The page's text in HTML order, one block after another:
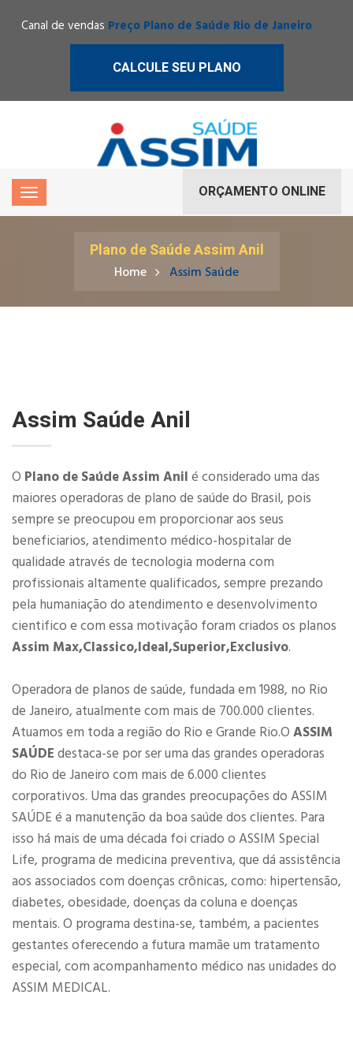
Canal de vendas Preço Plano de Saúde Rio de Janeiro
CALCULE SEU PLANO
ORÇAMENTO ONLINE
Plano de Saúde Assim Anil
Home Assim Saúde
Assim Saúde Anil
O Plano de Saúde Assim Anil é considerado uma das
maiores operadoras de plano de saúde do Brasil, pois
sempre se preocupou em proporcionar aos seus
beneficiarios, atendimento médico-hospitalar de
qualidade através de tecnologia moderna com
profissionais altamente qualificados, sempre prezando
pela humaniação do atendimento e desenvolvimento
cientifico e com essa motivação foram criados os planos
Assim Max,Classico,Ideal,Superior,Exclusivo.
Operadora de planos de saúde, fundada em 1988, no Rio
de Janeiro, atualmente com mais de 700.000 clientes.
Atuamos em toda a região do Rio e Grande Rio.O ASSIM
SAÚDE destaca-se por ser uma das grandes operadoras
do Rio de Janeiro com mais de 6.000 clientes
corporativos. Uma das grandes preocupações do ASSIM
SAÚDE é a manutenção da boa saúde dos clientes. Para
isso há mais de uma década foi criado o ASSIM Special
Life, programa de medicina preventiva, que dá assistência
aos associados com doenças crônicas, como: hipertensão,
diabetes, obesidade, doenças da coluna e doenças
mentais. O programa destina-se, também, a pacientes
gestantes oferecendo a futura mamãe um tratamento
especial, com acompanhamento médico nas unidades do
ASSIM MEDICAL.